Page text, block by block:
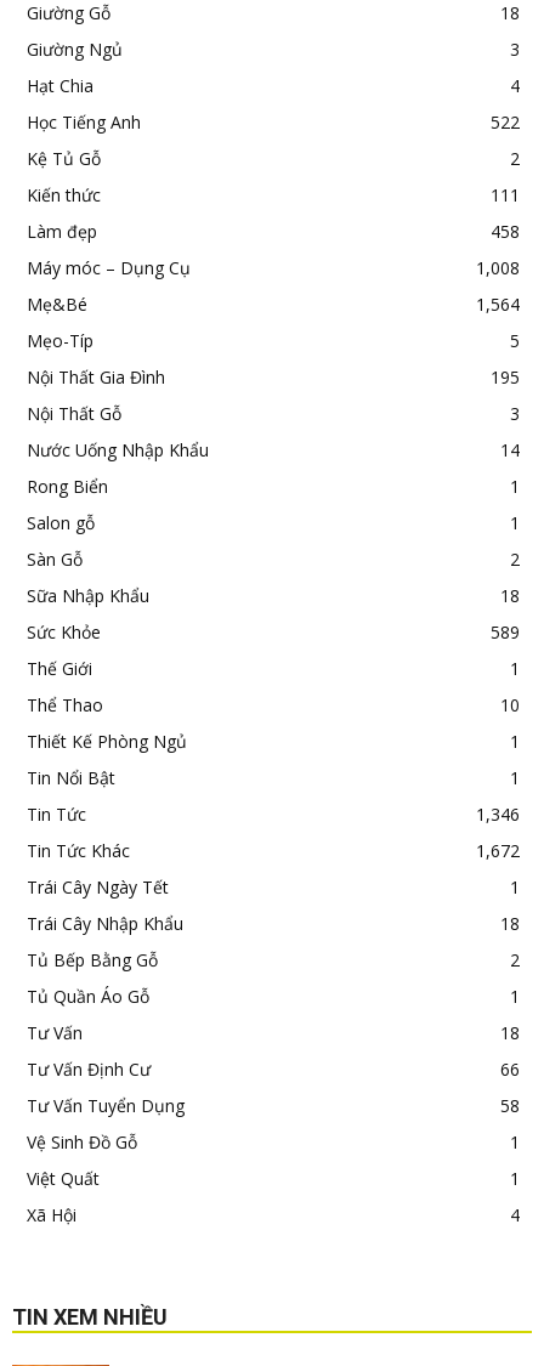
Giường Gỗ
18
Giường Ngủ
3
Hạt Chia
4
Học Tiếng Anh
522
Kệ Tủ Gỗ
2
Kiến thức
111
Làm đẹp
458
Máy móc – Dụng Cụ
1,008
Mẹ&Bé
1,564
Mẹo-Típ
5
Nội Thất Gia Đình
195
Nội Thất Gỗ
3
Nước Uống Nhập Khẩu
14
Rong Biển
1
Salon gỗ
1
Sàn Gỗ
2
Sữa Nhập Khẩu
18
Sức Khỏe
589
Thế Giới
1
Thể Thao
10
Thiết Kế Phòng Ngủ
1
Tin Nổi Bật
1
Tin Tức
1,346
Tin Tức Khác
1,672
Trái Cây Ngày Tết
1
Trái Cây Nhập Khẩu
18
Tủ Bếp Bằng Gỗ
2
Tủ Quần Áo Gỗ
1
Tư Vấn
18
Tư Vấn Định Cư
66
Tư Vấn Tuyển Dụng
58
Vệ Sinh Đồ Gỗ
1
Việt Quất
1
Xã Hội
4
TIN XEM NHIỀU